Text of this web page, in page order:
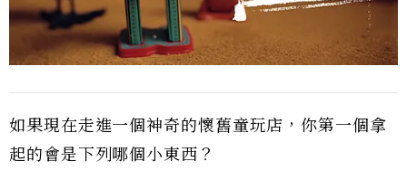
如果現在走進一個神奇的懷舊童玩店，你第一個拿
起的會是下列哪個小東西？